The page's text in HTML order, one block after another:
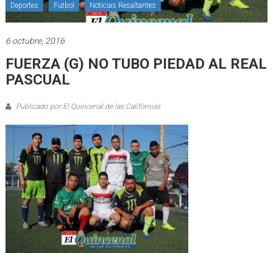
Deportes Futbol Noticias Resaltantes
6 octubre, 2016
FUERZA (G) NO TUBO PIEDAD AL REAL
PASCUAL
Publicado por:El Quincenal de las Californias